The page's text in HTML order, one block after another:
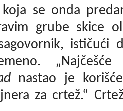
koja se onda
grube skice
ističući
nastao je
za crtež.“